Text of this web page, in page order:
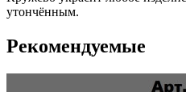
утончённым.
Рекомендуемые